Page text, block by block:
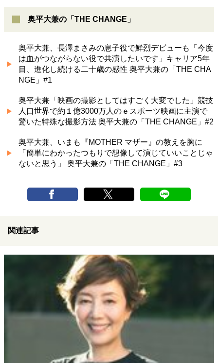
奥平大兼の「THE CHANGE」
奥平大兼、長澤まさみの息子役で鮮烈デビューも「今度
は血がつながらない役で共演したいです」キャリア5年
目、進化し続ける二十歳の感性 奥平大兼の「THE CHA
NGE」#1
奥平大兼「映画の撮影としてはすごく大変でした」競技
人口世界で約１億3000万人のｅスポーツ映画に主演で
驚いた特殊な撮影方法 奥平大兼の「THE CHANGE」#2
奥平大兼、いまも『MOTHER マザー』の教えを胸に
「簡単にわかったつもりで想像して演じていいことじゃ
ないと思う」 奥平大兼の「THE CHANGE」#3
関連記事